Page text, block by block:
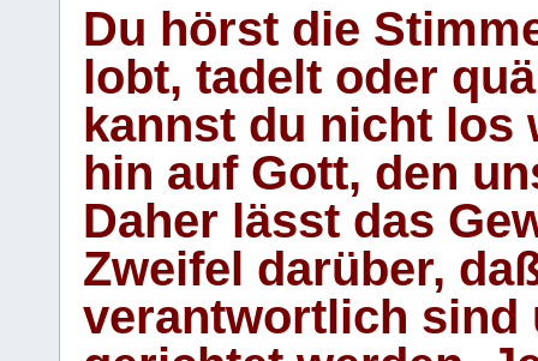
Du hörst die
lobt, tadelt oder
kannst du nicht los
hin auf Gott, den
Daher lässt das
Zweifel darüber,
verantwortlich sind